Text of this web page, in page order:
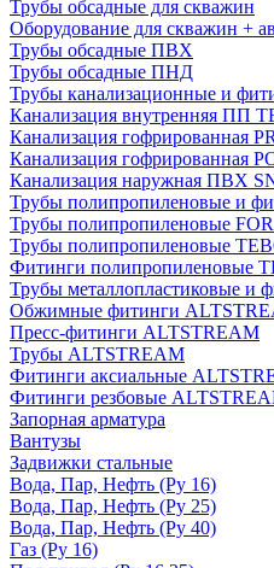
Трубы обсадные для скважин
Оборудование для скважин +
Трубы обсадные ПВХ
Трубы обсадные ПНД
Трубы канализационные и
Канализация внутренняя ПП
Канализация гофрированная
Канализация гофрированная
Канализация наружная ПВХ
Трубы полипропиленовые и
Трубы полипропиленовые
Трубы полипропиленовые
Фитинги полипропиленовые
Трубы металлопластиковые и
Обжимные фитинги
Пресс-фитинги ALTSTREAM
Трубы ALTSTREAM
Фитинги аксиальные
Фитинги резбовые
Запорная арматура
Вантузы
Задвижки стальные
Вода, Пар, Нефть (Ру 16)
Вода, Пар, Нефть (Ру 25)
Вода, Пар, Нефть (Ру 40)
Газ (Ру 16)